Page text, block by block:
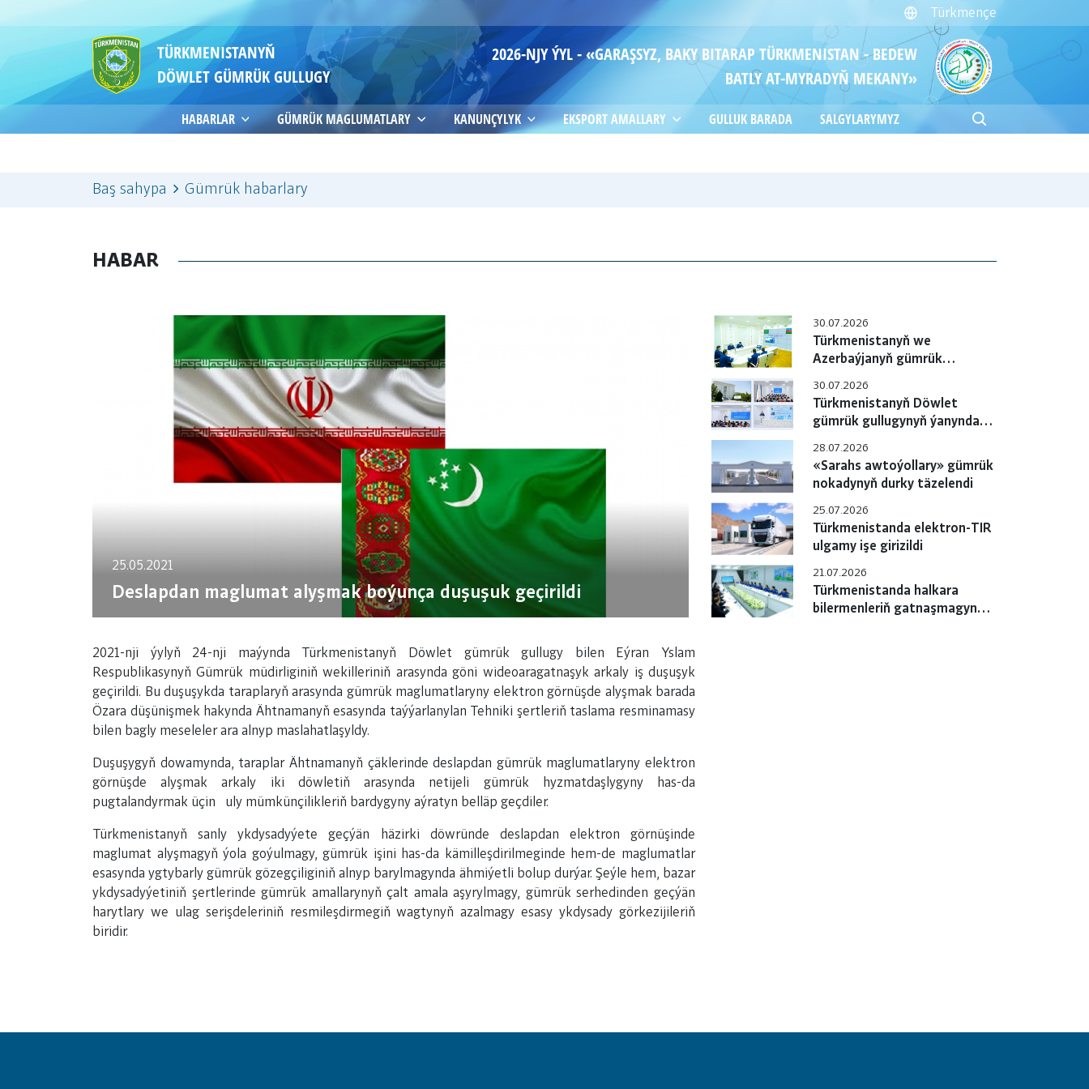
Türkmençe
TÜRKMENISTANYŇ
DÖWLET GÜMRÜK GULLUGY
2026-NJY ÝYL - «GARAŞSYZ, BAKY BITARAP TÜRKMENISTAN - BEDEW
BATLY AT-MYRADYŇ MEKANY»
HABARLAR GÜMRÜK MAGLUMATLARY KANUNÇYLYK EKSPORT AMALLARY GULLUK BARADA SALGYLARYMYZ
Baş sahypa Gümrük habarlary
HABAR
25.05.2021
Deslapdan maglumat alyşmak boýunça duşuşuk geçirildi
30.07.2026
Türkmenistanyň we
Azerbaýjanyň gümrük
hyzmatdaşlygyň meselelerini
ara alyp maslahatlaşdylar
30.07.2026
Türkmenistanyň Döwlet
gümrük gullugynyň ýanyndaky
okuw-maslahaty geçirildi
28.07.2026
«Sarahs awtoýollary» gümrük
nokadynyň durky täzelendi
25.07.2026
Türkmenistanda elektron-TIR
ulgamy işe girizildi
21.07.2026
Türkmenistanda halkara
bilermenleriň gatnaşmagynda
2021-nji ýylyň 24-nji maýynda Türkmenistanyň Döwlet gümrük gullugy bilen Eýran Yslam
Respublikasynyň Gümrük müdirliginiň wekilleriniň arasynda göni wideoaragatnaşyk arkaly iş duşuşyk
geçirildi. Bu duşuşykda taraplaryň arasynda gümrük maglumatlaryny elektron görnüşde alyşmak barada
Özara düşünişmek hakynda Ähtnamanyň esasynda taýýarlanylan Tehniki şertleriň taslama resminamasy
bilen bagly meseleler ara alnyp maslahatlaşyldy.
Duşuşygyň dowamynda, taraplar Ähtnamanyň çäklerinde deslapdan gümrük maglumatlaryny elektron
görnüşde alyşmak arkaly iki döwletiň arasynda netijeli gümrük hyzmatdaşlygyny has-da
pugtalandyrmak üçin uly mümkünçilikleriň bardygyny aýratyn belläp geçdiler.
Türkmenistanyň sanly ykdysadyýete geçýän häzirki döwründe deslapdan elektron görnüşinde
maglumat alyşmagyň ýola goýulmagy, gümrük işini has-da kämilleşdirilmeginde hem-de maglumatlar
esasynda ygtybarly gümrük gözegçiliginiň alnyp barylmagynda ähmiýetli bolup durýar. Şeýle hem, bazar
ykdysadyýetiniň şertlerinde gümrük amallarynyň çalt amala aşyrylmagy, gümrük serhedinden geçýän
harytlary we ulag serişdeleriniň resmileşdirmegiň wagtynyň azalmagy esasy ykdysady görkezijileriň
biridir.